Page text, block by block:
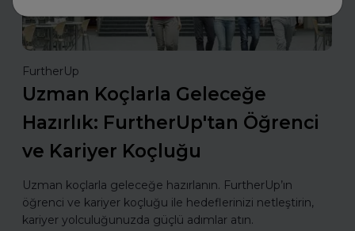
FurtherUp
Uzman Koçlarla Geleceğe
Hazırlık: FurtherUp'tan Öğrenci
ve Kariyer Koçluğu
Uzman koçlarla geleceğe hazırlanın. FurtherUp’ın
öğrenci ve kariyer koçluğu ile hedeflerinizi netleştirin,
kariyer yolculuğunuzda güçlü adımlar atın.